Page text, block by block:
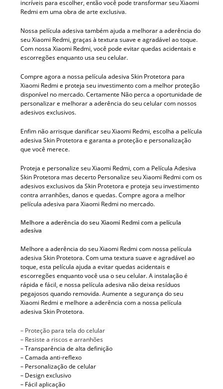
incríveis para escolher, então você pode transformar seu Xiaomi
Redmi em uma obra de arte exclusiva.
Nossa película adesiva também ajuda a melhorar a aderência do
seu Xiaomi Redmi, graças à textura suave e agradável ao toque.
Com nossa Xiaomi Redmi, você pode evitar quedas acidentais e
escorregões enquanto usa seu celular.
Compre agora a nossa película adesiva Skin Protetora para
Xiaomi Redmi e proteja seu investimento com a melhor proteção
disponível no mercado. Certamente Não perca a oportunidade de
personalizar e melhorar a aderência do seu celular com nossos
adesivos exclusivos.
Enfim não arrisque danificar seu Xiaomi Redmi, escolha a película
adesiva Skin Protetora e garanta a proteção e personalização
que você merece.
Proteja e personalize seu Xiaomi Redmi, com a Película Adesiva
Skin Protetora mas decerto Personalize seu Xiaomi Redmi com os
adesivos exclusivos da Skin Protetora e proteja seu investimento
contra arranhões, danos e quedas. Compre agora a melhor
película adesiva para Xiaomi Redmi no mercado.
Melhore a aderência do seu Xiaomi Redmi com a película
adesiva
Melhore a aderência do seu Xiaomi Redmi com nossa película
adesiva Skin Protetora. Com uma textura suave e agradável ao
toque, esta película ajuda a evitar quedas acidentais e
escorregões enquanto você usa o seu celular. A instalação é
rápida e fácil, e nossa película adesiva não deixa resíduos
pegajosos quando removida. Aumente a segurança do seu
Xiaomi Redmi e melhore a aderência com a nossa película
adesiva Skin Protetora.
– Proteção para tela do celular
– Resiste a riscos e arranhões
– Transparência de alta definição
– Camada anti-reflexo
– Personalização de celular
– Design exclusivo
– Fácil aplicação